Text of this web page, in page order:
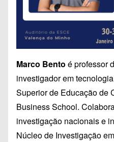
Marco Bento é professor
investigador em
Superior de Educação de
Business School.
investigação nacionais e
Núcleo de Investigação